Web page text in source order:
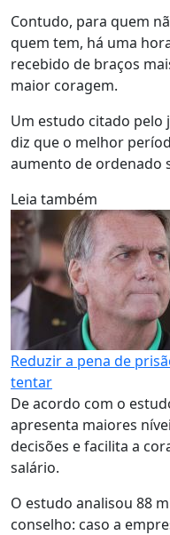
Contudo, para quem
quem tem, há uma
recebido de braços
maior coragem.
Um estudo citado pelo
diz que o melhor
aumento de ordenado
Leia também
Reduzir a pena de
tentar
De acordo com o
apresenta maiores
decisões e facilita a
salário.
O estudo analisou 88
conselho: caso a